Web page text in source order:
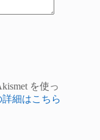
を使っ
細はこちら